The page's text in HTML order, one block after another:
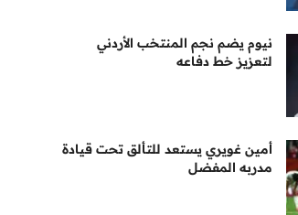
نيوم يضم نجم المنتخب الأردني
لتعزيز خط دفاعه
أمين غويري يستعد للتألق تحت قيادة
مدربه المفضل